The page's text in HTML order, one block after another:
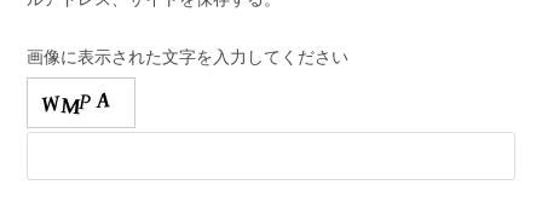
ユ
ー
ー
名
力
し
て
メ
を
入
力
し
画像に表示された文字を入力してください